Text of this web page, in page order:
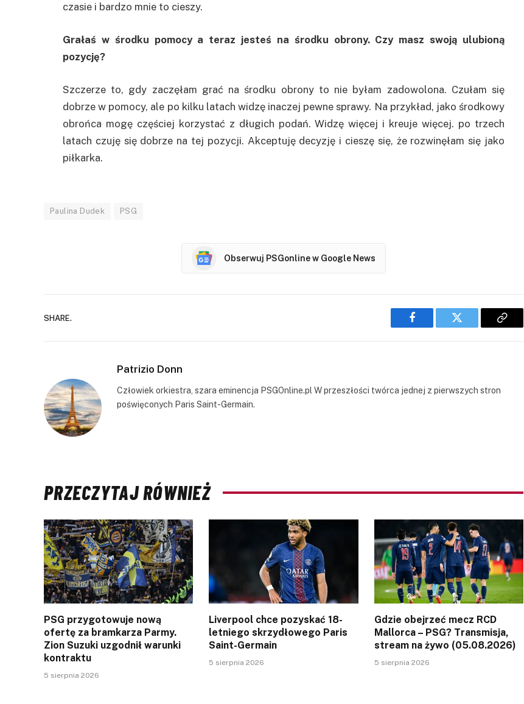
czasie i bardzo mnie to cieszy.
Grałaś w środku pomocy a teraz jesteś na środku obrony. Czy masz swoją ulubioną
pozycję?
Szczerze to, gdy zaczęłam grać na środku obrony to nie byłam zadowolona. Czułam się
dobrze w pomocy, ale po kilku latach widzę inaczej pewne sprawy. Na przykład, jako środkowy
obrońca mogę częściej korzystać z długich podań. Widzę więcej i kreuje więcej. po trzech
latach czuję się dobrze na tej pozycji. Akceptuję decyzję i cieszę się, że rozwinęłam się jako
piłkarka.
Paulina Dudek PSG
Obserwuj PSGonline w Google News
SHARE.
Facebook Twitter
Copy
Patrizio Donn
Człowiek orkiestra, szara eminencja PSGOnline.pl W przeszłości twórca jednej z pierwszych stron
poświęconych Paris Saint-Germain.
PRZECZYTAJ RÓWNIEŻ
PSG przygotowuje nową
ofertę za bramkarza Parmy.
Zion Suzuki uzgodnił warunki
kontraktu
5 sierpnia 2026
Liverpool chce pozyskać 18-
letniego skrzydłowego Paris
Saint-Germain
5 sierpnia 2026
Gdzie obejrzeć mecz RCD
Mallorca – PSG? Transmisja,
stream na żywo (05.08.2026)
5 sierpnia 2026